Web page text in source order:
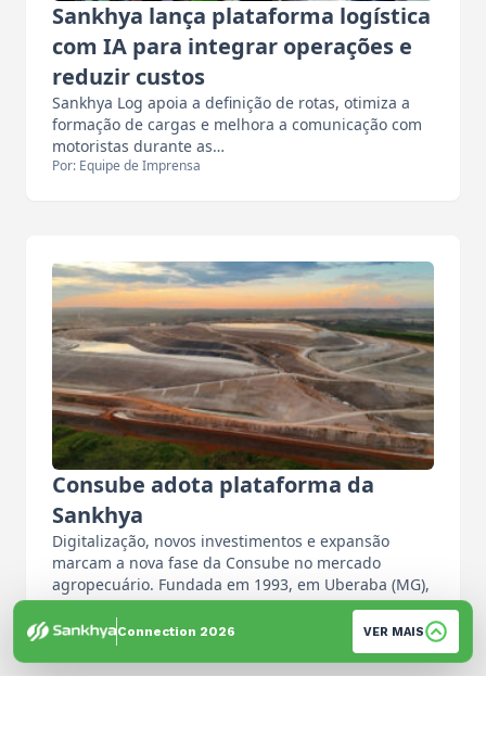
Sankhya lança plataforma logística
com IA para integrar operações e
reduzir custos
Sankhya Log apoia a definição de rotas, otimiza a
formação de cargas e melhora a comunicação com
motoristas durante as…
Por: Equipe de Imprensa
Consube adota plataforma da
Sankhya
Digitalização, novos investimentos e expansão
marcam a nova fase da Consube no mercado
agropecuário. Fundada em 1993, em Uberaba (MG),
…
Por: Equipe de Imprensa
Connection 2026 VER MAIS